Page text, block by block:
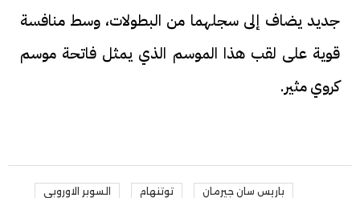
جديد يضاف إلى سجلهما من البطولات، وسط منافسة
قوية على لقب هذا الموسم الذي يمثل فاتحة موسم
كروي مثير.
باريس سان جيرمان توتنهام السوبر الاوروبي